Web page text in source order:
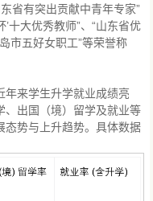
省有突出贡献中青年专家”
十大优秀教师”、“山东省优
市五好女职工”等荣誉称
年来学生升学就业成绩亮
、出国（境）留学及就业等
态势与上升趋势。具体数据